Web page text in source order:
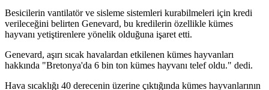
Besicilerin vantilatör ve sisleme sistemleri kurabilmeleri için kredi
verileceğini belirten Genevard, bu kredilerin özellikle kümes
hayvanı yetiştirenlere yönelik olduğuna işaret etti.
Genevard, aşırı sıcak havalardan etkilenen kümes hayvanları
hakkında "Bretonya'da 6 bin ton kümes hayvanı telef oldu." dedi.
Hava sıcaklığı 40 derecenin üzerine çıktığında kümes hayvanlarının